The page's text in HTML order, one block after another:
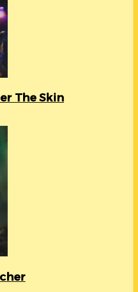
The Skin